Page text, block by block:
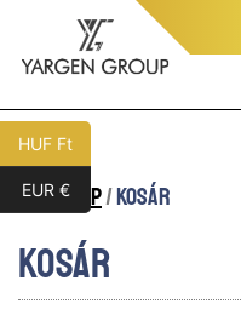
tartalomhoz
Yargen
Group
Kezdőlap/Kosár
Kosár
HUF Ft
EUR €